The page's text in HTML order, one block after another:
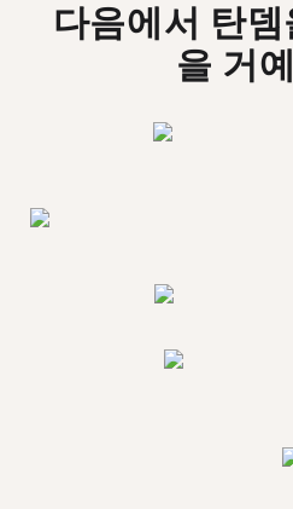
다음에서 탄
을 거